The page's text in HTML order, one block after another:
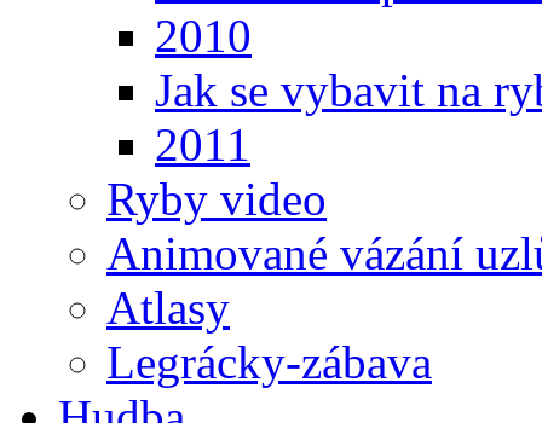
2010
Jak se vybavit na
2011
Ryby video
Animované vázání
Atlasy
Legrácky-zábava